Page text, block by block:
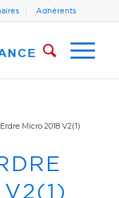
Adhérents
Micro 2018 V2(1)